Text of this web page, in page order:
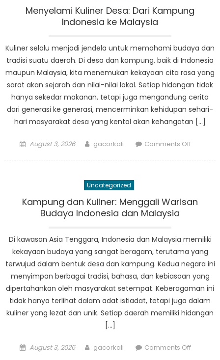
yang
dan
Malaysia
Menyelami Kuliner Desa: Dari Kampung
Indonesia ke Malaysia
Kuliner selalu menjadi jendela untuk memahami budaya dan
tradisi suatu daerah. Di desa dan kampung, baik di Indonesia
maupun Malaysia, kita menemukan kekayaan cita rasa yang
sarat akan sejarah dan nilai-nilai lokal. Setiap hidangan tidak
hanya sekedar makanan, tetapi juga mengandung cerita
dari generasi ke generasi, mencerminkan kehidupan sehari-
hari masyarakat desa yang kental akan kehangatan […]
Posted
August 3, 2026 Author
gacorkali Comments Offon
Uncategorized
Kampung dan Kuliner: Menggali Warisan
Budaya Indonesia dan Malaysia
Di kawasan Asia Tenggara, Indonesia dan Malaysia memiliki
kekayaan budaya yang sangat beragam, terutama yang
terwujud dalam bentuk desa dan kampung. Kedua negara ini
menyimpan berbagai tradisi, bahasa, dan kebiasaan yang
dipertahankan oleh masyarakat setempat. Keberagaman ini
tidak hanya terlihat dalam adat istiadat, tetapi juga dalam
kuliner yang lezat dan unik. Setiap daerah memiliki hidangan
[…]
Posted
August 3, 2026 Author
gacorkali Comments Offon